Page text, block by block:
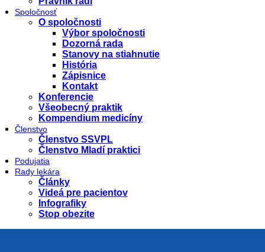
Spoločnosť
O spoločnosti
Výbor spoločnosti
Dozorná rada
Stanovy na stiahnutie
História
Zápisnice
Kontakt
Konferencie
Všeobecný praktik
Kompendium medicíny
Členstvo
Členstvo SSVPL
Členstvo Mladí praktici
Podujatia
Rady lekára
Články
Videá pre pacientov
Infografiky
Stop obezite